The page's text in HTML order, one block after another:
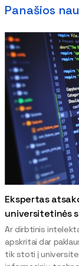
Panašios
Ekspertas
universitetinės
Ar dirbtinis
apskritai dar
tik stoti į